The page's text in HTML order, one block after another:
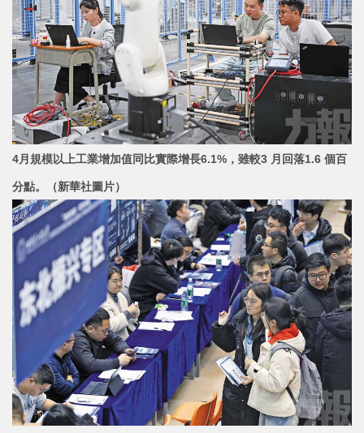
4月規模以上工業增加值同比實際增長6.1%，雖較3 月回落1.6 個百
分點。 （新華社圖片）